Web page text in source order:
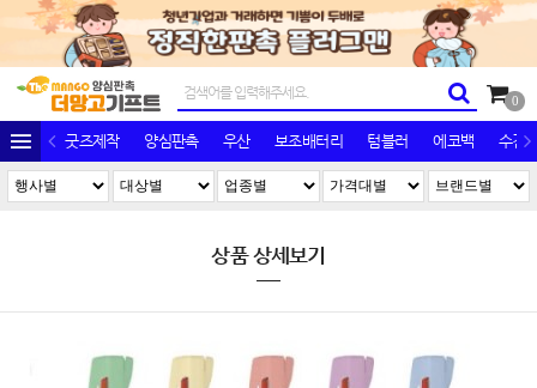
0
굿즈제작 양심판촉 우산 보조배터리 텀블러 에코백 수건/
상품 상세보기